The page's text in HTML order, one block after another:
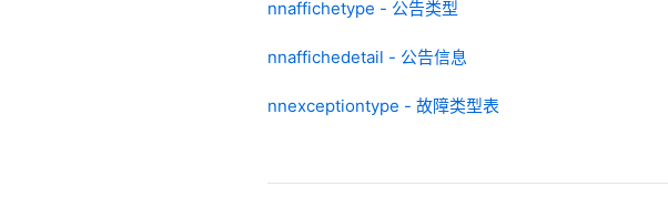
nnaffichetype - 公告类型
nnaffichedetail - 公告信息
nnexceptiontype - 故障类型表